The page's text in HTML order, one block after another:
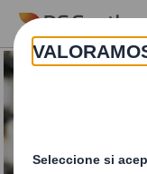
Skip to main content